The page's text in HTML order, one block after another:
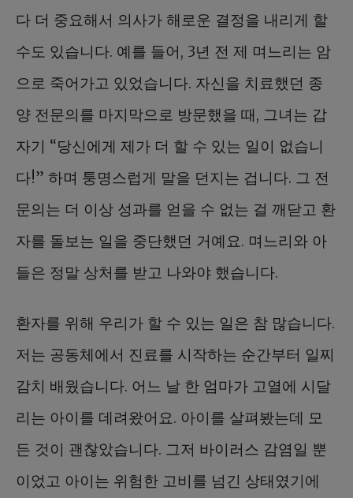
다 더 중요해서 의사가 해로운 결정을 내리게 할
수도 있습니다. 예를 들어, 3년 전 제 며느리는 암
으로 죽어가고 있었습니다. 자신을 치료했던 종
양 전문의를 마지막으로 방문했을 때, 그녀는 갑
자기 “당신에게 제가 더 할 수 있는 일이 없습니
다!” 하며 퉁명스럽게 말을 던지는 겁니다. 그 전
문의는 더 이상 성과를 얻을 수 없는 걸 깨닫고 환
자를 돌보는 일을 중단했던 거예요. 며느리와 아
들은 정말 상처를 받고 나와야 했습니다.
환자를 위해 우리가 할 수 있는 일은 참 많습니다.
저는 공동체에서 진료를 시작하는 순간부터 일찌
감치 배웠습니다. 어느 날 한 엄마가 고열에 시달
리는 아이를 데려왔어요. 아이를 살펴봤는데 모
든 것이 괜찮았습니다. 그저 바이러스 감염일 뿐
이었고 아이는 위험한 고비를 넘긴 상태였기에